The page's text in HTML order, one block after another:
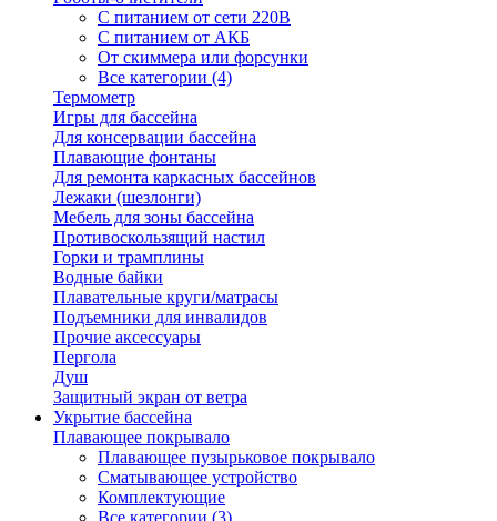
С питанием от сети 220В
С питанием от АКБ
От скиммера или форсунки
Все категории (4)
Термометр
Игры для бассейна
Для консервации бассейна
Плавающие фонтаны
Для ремонта каркасных бассейнов
Лежаки (шезлонги)
Мебель для зоны бассейна
Противоскользящий настил
Горки и трамплины
Водные байки
Плавательные круги/матрасы
Подъемники для инвалидов
Прочие аксессуары
Пергола
Душ
Защитный экран от ветра
Укрытие бассейна
Плавающее покрывало
Плавающее пузырьковое покрывало
Сматывающее устройство
Комплектующие
Все категории (3)